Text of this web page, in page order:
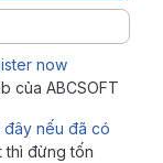
của ABCSOFT
nếu đã có
thì đừng tốn
now